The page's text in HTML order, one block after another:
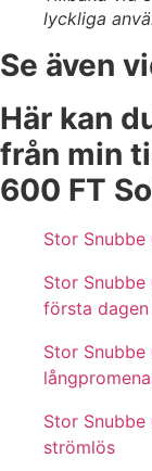
lyckliga
Se även
Här kan
från min
600 FT
Stor
Stor
första dagen
Stor
Stor
strömlös